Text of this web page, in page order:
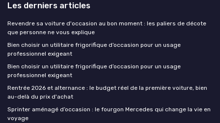
Les derniers articles
Revendre sa voiture d'occasion au bon moment : les paliers de décote
que personne ne vous explique
Bien choisir un utilitaire frigorifique d’occasion pour un usage
professionnel exigeant
Bien choisir un utilitaire frigorifique d’occasion pour un usage
professionnel exigeant
Rentrée 2026 et alternance : le budget réel de la première voiture, bien
au-delà du prix d'achat
Sprinter aménagé d’occasion : le fourgon Mercedes qui change la vie en
voyage